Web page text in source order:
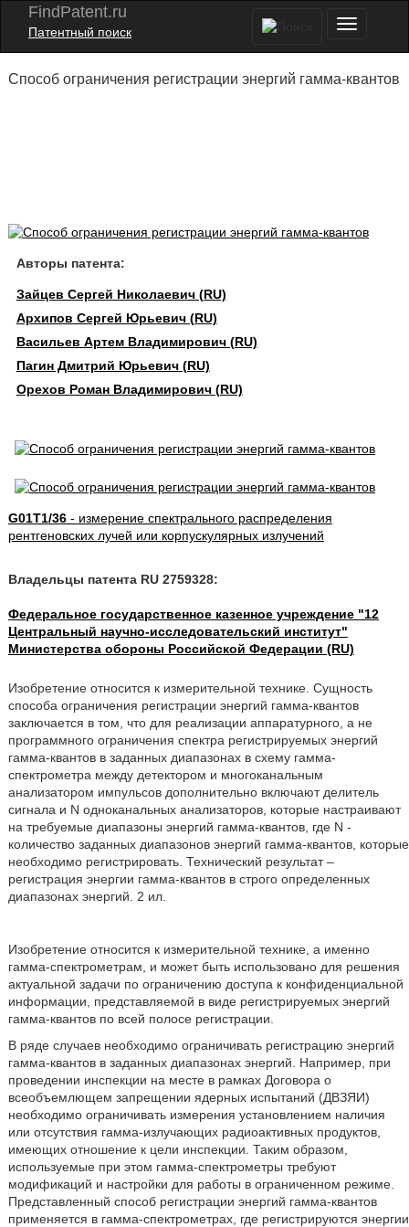
FindPatent.ru
Патентный поиск
Способ ограничения регистрации энергий гамма-квантов
Авторы патента:
Зайцев Сергей Николаевич (RU)
Архипов Сергей Юрьевич (RU)
Васильев Артем Владимирович (RU)
Пагин Дмитрий Юрьевич (RU)
Орехов Роман Владимирович (RU)
G01T1/36- измерение спектрального распределения
рентгеновских лучей или корпускулярных излучений
Владельцы патента RU 2759328:
Федеральное государственное казенное учреждение "12
Центральный научно-исследовательский институт"
Министерства обороны Российской Федерации (RU)
Изобретение относится к измерительной технике. Сущность
способа ограничения регистрации энергий гамма-квантов
заключается в том, что для реализации аппаратурного, а не
программного ограничения спектра регистрируемых энергий
гамма-квантов в заданных диапазонах в схему гамма-
спектрометра между детектором и многоканальным
анализатором импульсов дополнительно включают делитель
сигнала и N одноканальных анализаторов, которые настраивают
на требуемые диапазоны энергий гамма-квантов, где N -
количество заданных диапазонов энергий гамма-квантов, которые
необходимо регистрировать. Технический результат –
регистрация энергии гамма-квантов в строго определенных
диапазонах энергий. 2 ил.
Изобретение относится к измерительной технике, а именно
гамма-спектрометрам, и может быть использовано для решения
актуальной задачи по ограничению доступа к конфиденциальной
информации, представляемой в виде регистрируемых энергий
гамма-квантов по всей полосе регистрации.
В ряде случаев необходимо ограничивать регистрацию энергий
гамма-квантов в заданных диапазонах энергий. Например, при
проведении инспекции на месте в рамках Договора о
всеобъемлющем запрещении ядерных испытаний (ДВЗЯИ)
необходимо ограничивать измерения установлением наличия
или отсутствия гамма-излучающих радиоактивных продуктов,
имеющих отношение к цели инспекции. Таким образом,
используемые при этом гамма-спектрометры требуют
модификаций и настройки для работы в ограниченном режиме.
Представленный способ регистрации энергий гамма-квантов
применяется в гамма-спектрометрах, где регистрируются энергии